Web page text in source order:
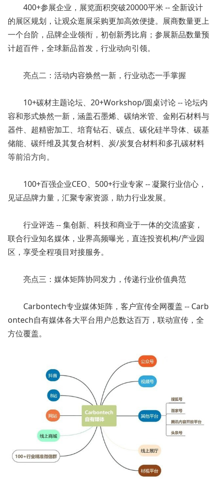
400+参展企业，展览面积突破20000平米 -- 全新设计
的展区规划，让观众逛展采购更加高效便捷。展商数量更上
一个台阶，品牌企业领衔，初创新秀比肩；参展新品数量预
计超百件，全球新品首发，行业动向引领。
亮点二：活动内容焕然一新，行业动态一手掌握
10+碳材主题论坛、20+Workshop/圆桌讨论 -- 论坛内
容和形式焕然一新，涵盖石墨烯、碳纳米管、金刚石材料与
器件、超精密加工、培育钻石、碳点、碳化硅半导体、碳基
储能、碳纤维及其复合材料、炭/炭复合材料和多孔碳材料
等前沿方向。
100+百强企业CEO、500+行业专家 -- 凝聚行业信心，
见证品牌力量，汇聚专家资源，助力行业发展。
行业评选 -- 集创新、科技和商业于一体的交流盛宴，
联合行业知名媒体，业界高频曝光，直连投资机构/产业园
区，享受全程项目对接服务。
亮点三：媒体矩阵协同发力，传递行业价值典范
Carbontech专业媒体矩阵，客户宣传全网覆盖 -- Carb
ontech自有媒体各大平台用户总数达百万，联动宣传，全
方位覆盖。